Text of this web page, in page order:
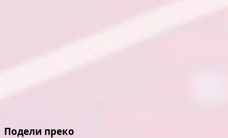
Подели преко